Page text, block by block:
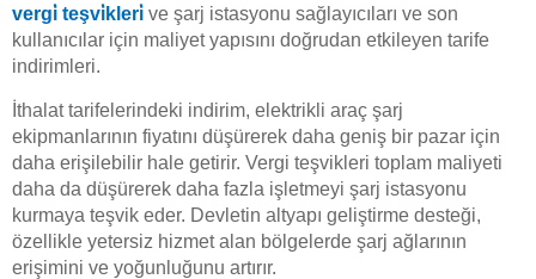
vergi̇ teşvi̇kleri̇ ve şarj istasyonu sağlayıcıları ve son
kullanıcılar için maliyet yapısını doğrudan etkileyen tarife
indirimleri.
İthalat tarifelerindeki indirim, elektrikli araç şarj
ekipmanlarının fiyatını düşürerek daha geniş bir pazar için
daha erişilebilir hale getirir. Vergi teşvikleri toplam maliyeti
daha da düşürerek daha fazla işletmeyi şarj istasyonu
kurmaya teşvik eder. Devletin altyapı geliştirme desteği,
özellikle yetersiz hizmet alan bölgelerde şarj ağlarının
erişimini ve yoğunluğunu artırır.